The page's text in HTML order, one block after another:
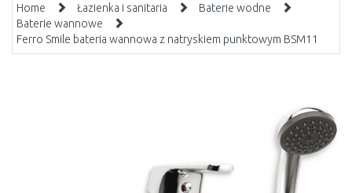
Home Łazienka i sanitaria
Baterie wodne
Baterie wannowe
Ferro Smile bateria wannowa z natryskiem punktowym BSM11